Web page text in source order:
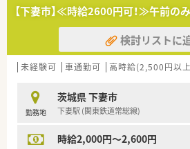
【下妻市】≪時給2600円可！≫午前の
検討リストに
未経験可 車通勤可 高時給(2,500円以
勤務地
茨城県 下妻市
下妻駅 (関東鉄道常総線)
時給2,000円～2,600円